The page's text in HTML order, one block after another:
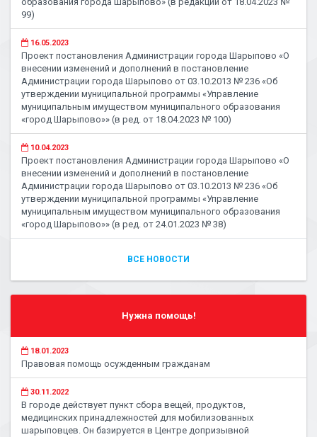
99)
16.05.2023
Проект постановления Администрации города Шарыпово «О
внесении изменений и дополнений в постановление
Администрации города Шарыпово от 03.10.2013 № 236 «Об
утверждении муниципальной программы «Управление
муниципальным имуществом муниципального образования
«город Шарыпово»» (в ред. от 18.04.2023 № 100)
10.04.2023
Проект постановления Администрации города Шарыпово «О
внесении изменений и дополнений в постановление
Администрации города Шарыпово от 03.10.2013 № 236 «Об
утверждении муниципальной программы «Управление
муниципальным имуществом муниципального образования
«город Шарыпово»» (в ред. от 24.01.2023 № 38)
ВСЕ НОВОСТИ
Нужна помощь!
18.01.2023
Правовая помощь осужденным гражданам
30.11.2022
В городе действует пункт сбора вещей, продуктов,
медицинских принадлежностей для мобилизованных
шарыповцев. Он базируется в Центре допризывной